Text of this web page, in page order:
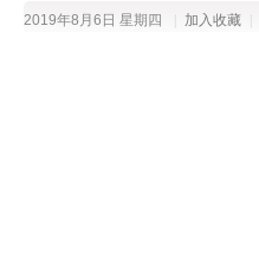
2019年8月6日 星期四 加入收藏